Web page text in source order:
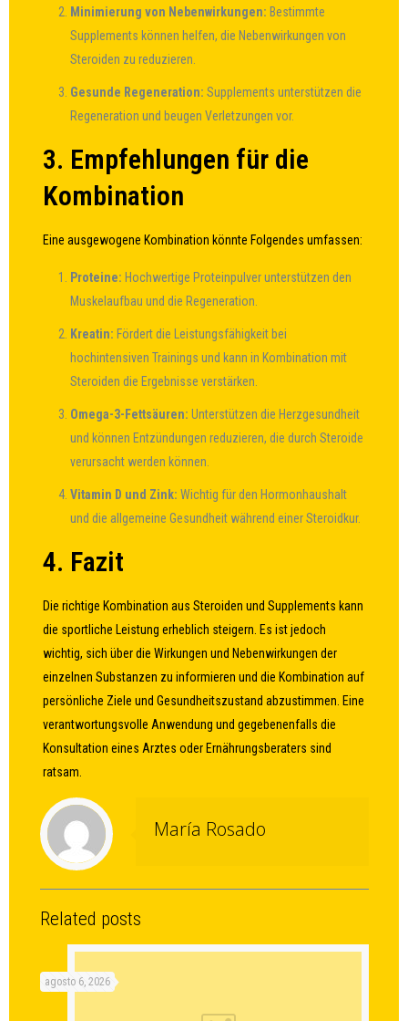
Minimierung von Nebenwirkungen: Bestimmte
Supplements können helfen, die Nebenwirkungen von
Steroiden zu reduzieren.
Gesunde Regeneration: Supplements unterstützen die
Regeneration und beugen Verletzungen vor.
3. Empfehlungen für die
Kombination
Eine ausgewogene Kombination könnte Folgendes umfassen:
Proteine: Hochwertige Proteinpulver unterstützen den
Muskelaufbau und die Regeneration.
Kreatin: Fördert die Leistungsfähigkeit bei
hochintensiven Trainings und kann in Kombination mit
Steroiden die Ergebnisse verstärken.
Omega-3-Fettsäuren: Unterstützen die Herzgesundheit
und können Entzündungen reduzieren, die durch Steroide
verursacht werden können.
Vitamin D und Zink: Wichtig für den Hormonhaushalt
und die allgemeine Gesundheit während einer Steroidkur.
4. Fazit
Die richtige Kombination aus Steroiden und Supplements kann
die sportliche Leistung erheblich steigern. Es ist jedoch
wichtig, sich über die Wirkungen und Nebenwirkungen der
einzelnen Substanzen zu informieren und die Kombination auf
persönliche Ziele und Gesundheitszustand abzustimmen. Eine
verantwortungsvolle Anwendung und gegebenenfalls die
Konsultation eines Arztes oder Ernährungsberaters sind
ratsam.
María Rosado
Related posts
agosto 6, 2026